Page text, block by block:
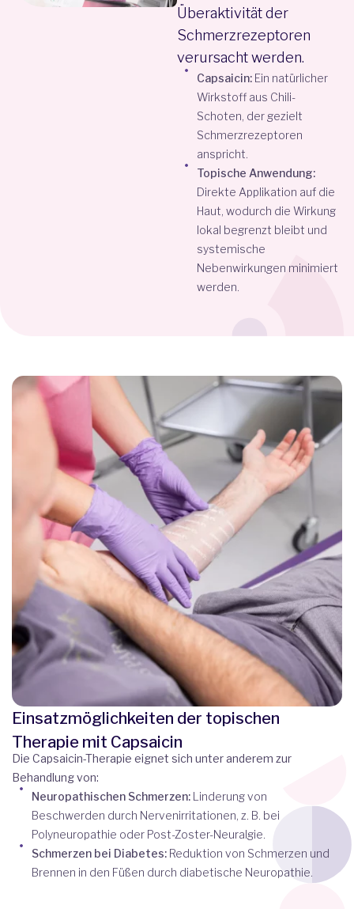
Überaktivität der
Schmerzrezeptoren
verursacht werden.
Capsaicin: Ein natürlicher
Wirkstoff aus Chili-
Schoten, der gezielt
Schmerzrezeptoren
anspricht.
Topische Anwendung:
Direkte Applikation auf die
Haut, wodurch die Wirkung
lokal begrenzt bleibt und
systemische
Nebenwirkungen minimiert
werden.
Einsatzmöglichkeiten der topischen
Therapie mit Capsaicin
Die Capsaicin-Therapie eignet sich unter anderem zur
Behandlung von:
Neuropathischen Schmerzen: Linderung von
Beschwerden durch Nervenirritationen, z. B. bei
Polyneuropathie oder Post-Zoster-Neuralgie.
Schmerzen bei Diabetes: Reduktion von Schmerzen und
Brennen in den Füßen durch diabetische Neuropathie.